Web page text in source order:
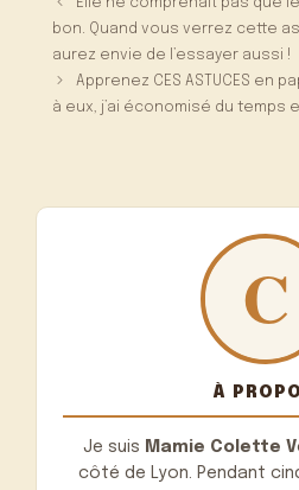
Elle ne comprenait pas que
bon. Quand vous verrez cette
aurez envie de l’essayer aussi !
Apprenez CES ASTUCES en
à eux, j’ai économisé du temps
À
Je suis Mamie Colette
côté de Lyon. Pendant